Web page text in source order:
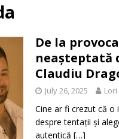
De la
neașteptată
Claudiu
July 26, 2025 Lori
Cine ar fi crezut că
despre tentații și
autentică […]